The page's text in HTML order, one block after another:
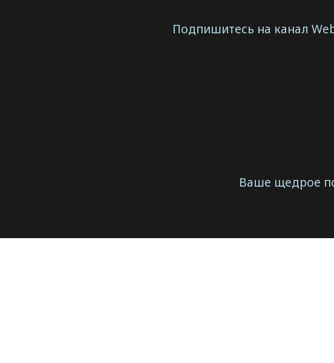
Подпишитесь на канал
Ваше щедрое